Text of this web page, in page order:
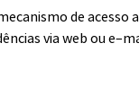
de acesso
via web ou